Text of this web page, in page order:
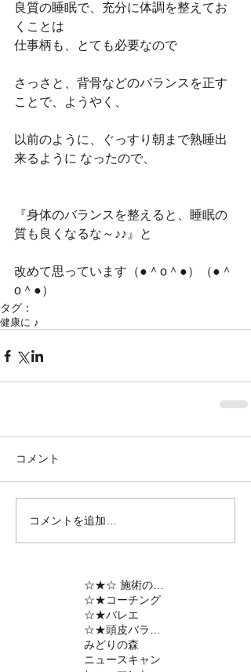
良質の睡眠で、充分に体調を整えてお
くことは
仕事柄も、とても必要なので
さっさと、背骨などのバランスを正す
ことで、ようやく、
以前のように、ぐっすり朝まで熟睡出
来るように なったので、
『身体のバランスを整えると、睡眠の
質も良くなるな～♪♪』と
改めて思っています（●＾o＾●）（●＾
o＾●）
タグ：
健康に ♪
コメント
コメントを追加…
☆★コーチング
☆★バレエ
みどりの森
ニュースキャン